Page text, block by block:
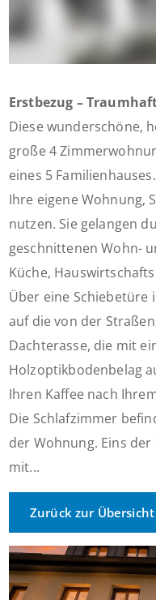
Erstbezug –
Diese wunderschöne,
große 4
eines 5
Ihre eigene Wohnung,
nutzen. Sie gelangen
geschnittenen Wohn-
Küche,
Über eine Schiebetüre
auf die von der
Dachterasse, die mit
Holzoptikbodenbelag
Ihren Kaffee nach
Die Schlafzimmer
der Wohnung. Eins
mit...
Zurück zur Übersicht